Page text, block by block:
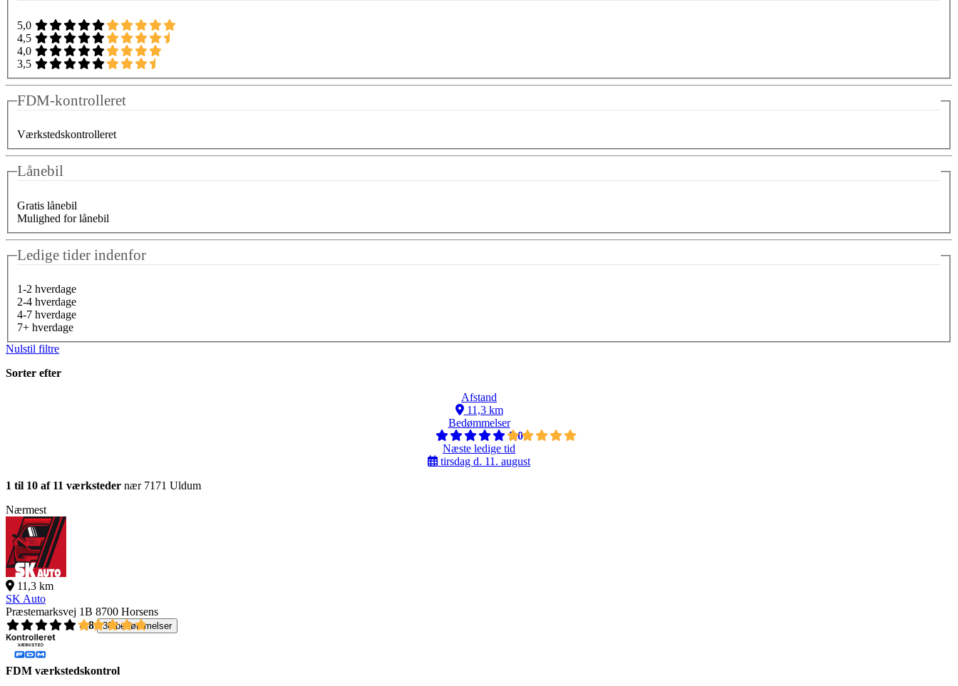
5,0
4,5
4,0
3,5
FDM-kontrolleret
Værkstedskontrolleret
Lånebil
Gratis lånebil
Mulighed for lånebil
Ledige tider indenfor
1-2 hverdage
2-4 hverdage
4-7 hverdage
7+ hverdage
Nulstil filtre
Sorter efter
Afstand
11,3 km
Bedømmelser
5,0
Næste ledige tid
tirsdag d. 11. august
1 til 10 af 11 værksteder nær 7171 Uldum
Nærmest
11,3 km
SK Auto
Præstemarksvej 1B 8700 Horsens
4,8
30 bedømmelser
FDM værkstedskontrol